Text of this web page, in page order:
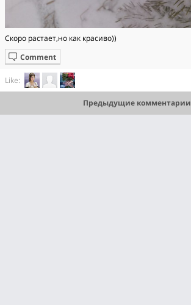
Скоро растает,но как красиво))
Comment
Like:
Предыдущие комментарии